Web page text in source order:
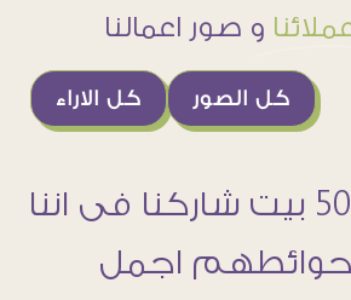
و صور اعمالنا
كل الاراء كل الصور
اكتر من 5000 بيت شاركنا فى اننا
اجمل